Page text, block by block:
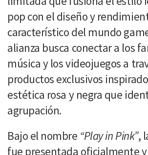
pop con el diseño y
característico del mundo
alianza busca conectar a los
música y los videojuegos a
productos exclusivos
estética rosa y negra que
agrupación.
Bajo el nombre “Play in Pink”,
fue presentada oficialmente